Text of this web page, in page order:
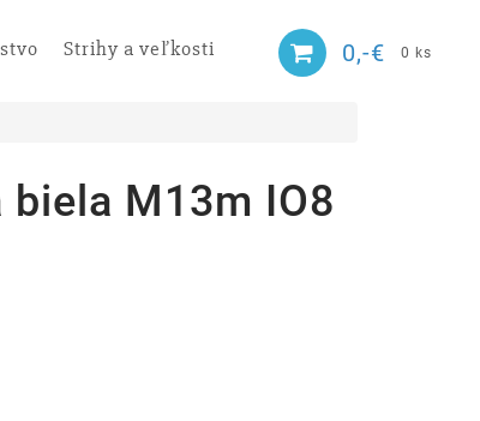
Strihy a veľkosti 0,-€ 0 ks
M13m IO8